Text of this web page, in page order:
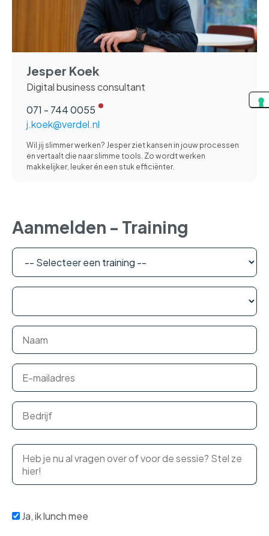
Jesper Koek
Digital business consultant
071 - 744 0055
j.koek@verdel.nl
Wil jij slimmer werken? Jesper ziet kansen in jouw processen
en vertaalt die naar slimme tools. Zo wordt werken
makkelijker, leuker én een stuk efficiënter.
Aanmelden - Training
Ja, ik lunch mee